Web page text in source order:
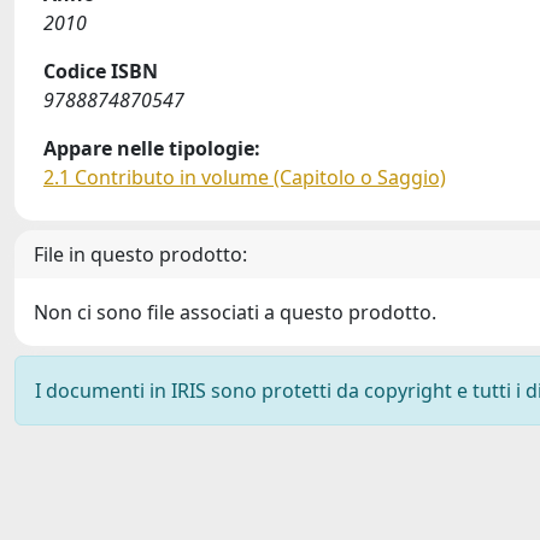
2010
Codice ISBN
9788874870547
Appare nelle tipologie:
2.1 Contributo in volume (Capitolo o Saggio)
File in questo prodotto:
Non ci sono file associati a questo prodotto.
I documenti in IRIS sono protetti da copyright e tutti i